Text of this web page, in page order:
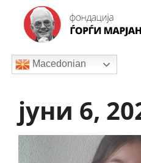
Macedonian
јуни 6,